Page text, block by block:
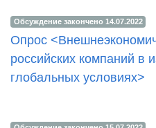
Обсуждение закончено 14.07.2022
Опрос
российских компаний в
глобальных условиях>